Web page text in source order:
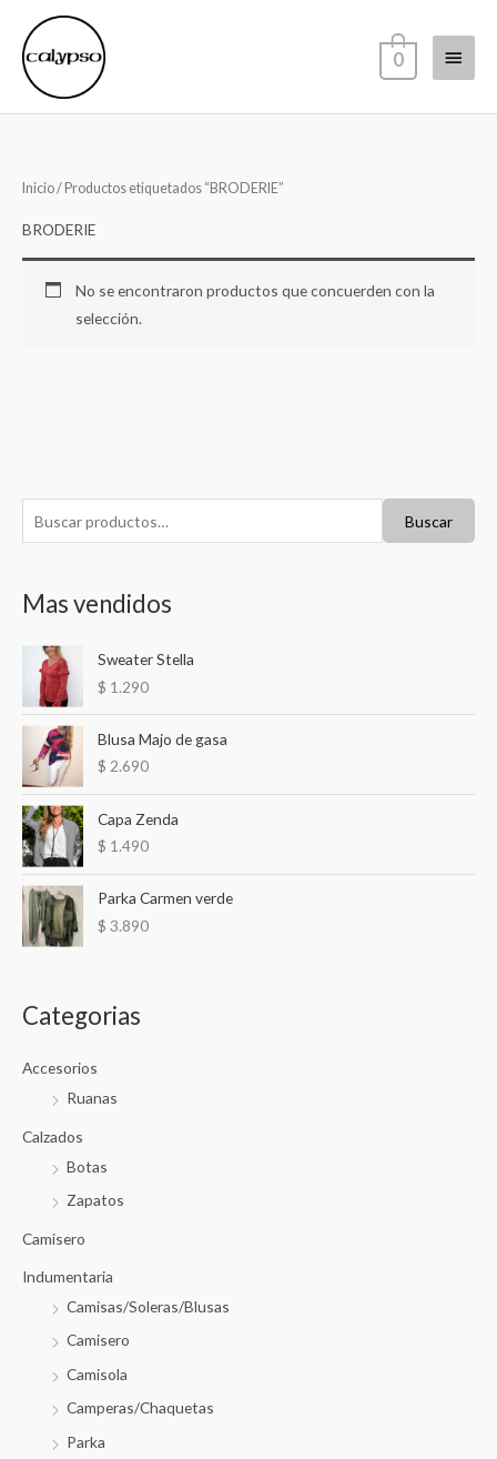
contenido
Menú
0
u
c
o
:
Buscar
Mas vendidos
Sweater Stella
$ 1.290
Blusa Majo de gasa
$ 2.690
Capa Zenda
$ 1.490
Parka Carmen verde
$ 3.890
Categorias
Accesorios
Ruanas
Calzados
Botas
Zapatos
Camisero
Indumentaria
Camisas/Soleras/Blusas
Camisero
Camisola
Camperas/Chaquetas
Parka
Inicio/ Productos etiquetados “BRODERIE”
BRODERIE
No se encontraron productos que concuerden con la
selección.